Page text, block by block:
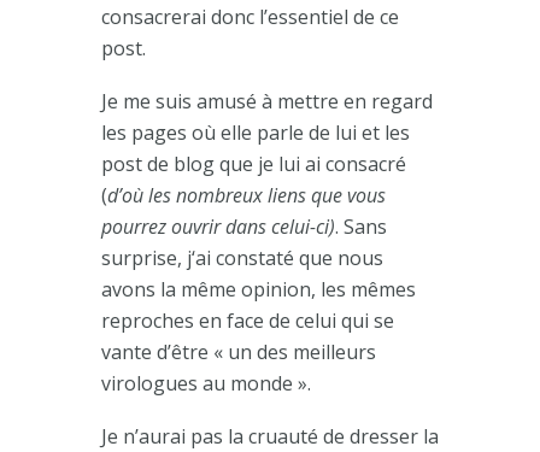
consacrerai donc l’essentiel de ce
post.
Je me suis amusé à mettre en regard
les pages où elle parle de lui et les
post de blog que je lui ai consacré
(d’où les nombreux liens que vous
pourrez ouvrir dans celui-ci). Sans
surprise, j‘ai constaté que nous
avons la même opinion, les mêmes
reproches en face de celui qui se
vante d’être « un des meilleurs
virologues au monde ».
Je n’aurai pas la cruauté de dresser la